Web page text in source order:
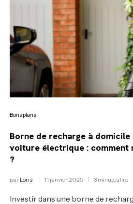
Bons plans
Borne de recharge à
voiture électrique : comment
?
par Loris 11 janvier 2025 3 minutes lire
Investir dans une borne de